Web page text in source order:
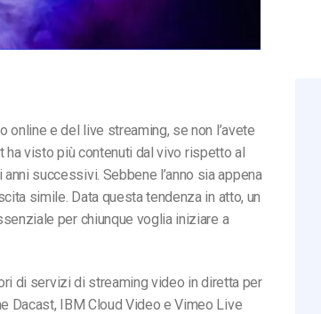
online e del live streaming, se non l’avete
ha visto più contenuti dal vivo rispetto al
successivi. Sebbene l’anno sia appena
simile. Data questa tendenza in atto, un
per chiunque voglia iniziare a
di servizi di streaming video in diretta per
Dacast, IBM Cloud Video e Vimeo Live